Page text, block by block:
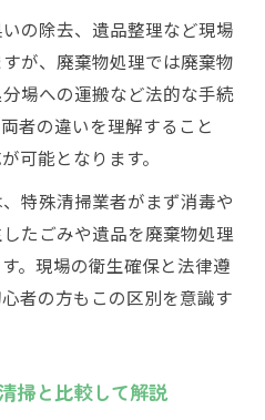
可の基礎を初心者向けに
安全な処理方法
べき廃棄物処理の安全
清掃の衛生基準を正しく
飛散や悪臭防止の実践例
理の現場での注意点
実務で活かすコツ
の除去、遺品整理など現場
が、廃棄物処理では廃棄物
場への運搬など法的な手続
者の違いを理解すること
可能となります。
特殊清掃業者がまず消毒や
たごみや遺品を廃棄物処理
。現場の衛生確保と法律遵
者の方もこの区別を意識す
掃と比較して解説